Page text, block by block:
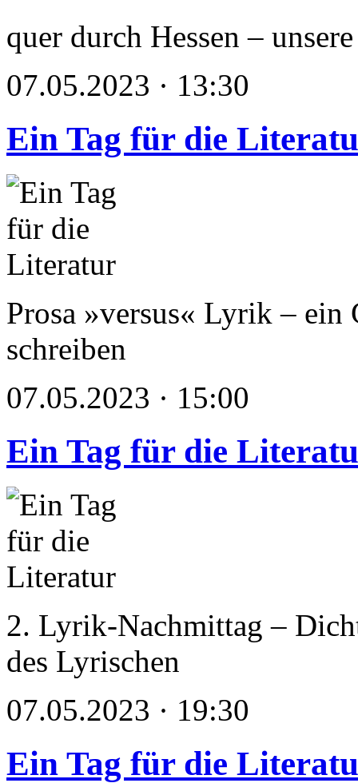
quer durch Hessen –
07.05.2023 · 13:30
Ein Tag für die
Prosa »versus« Lyrik – ein
schreiben
07.05.2023 · 15:00
Ein Tag für die
2. Lyrik-Nachmittag –
des Lyrischen
07.05.2023 · 19:30
Ein Tag für die